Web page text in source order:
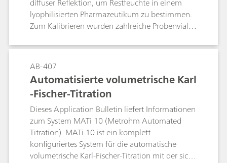
Kunststoffindustrie sowie der Pharmazie und
Petrochemie.
lyophilisierten Pharmazeutikum zu bestimmen.
Zum Kalibrieren wurden zahlreiche Probenvials
unterschiedlichen Wassermengen versetzt. Die
resultierenden Unterschiede in den
Absorbtionsbanden der OH-Schwingung
wurden mittels des Algorithmus der multiplen
linearen Regression (MLR) mit dem via Karl-
Fischer-Titration bestimmten Wassergehalt
korreliert.
AB-407
Automatisierte volumetrische Karl
-Fischer-Titration
Dieses Application Bulletin liefert Informationen
zum System MATi 10 (Metrohm Automated
Titration). MATi 10 ist ein komplett
konfiguriertes System für die automatische
volumetrische Karl-Fischer-Titration mit der sich